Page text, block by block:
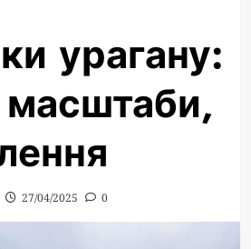
урагану:
27/04/2025 0